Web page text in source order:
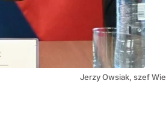
Jerzy Owsiak, szef